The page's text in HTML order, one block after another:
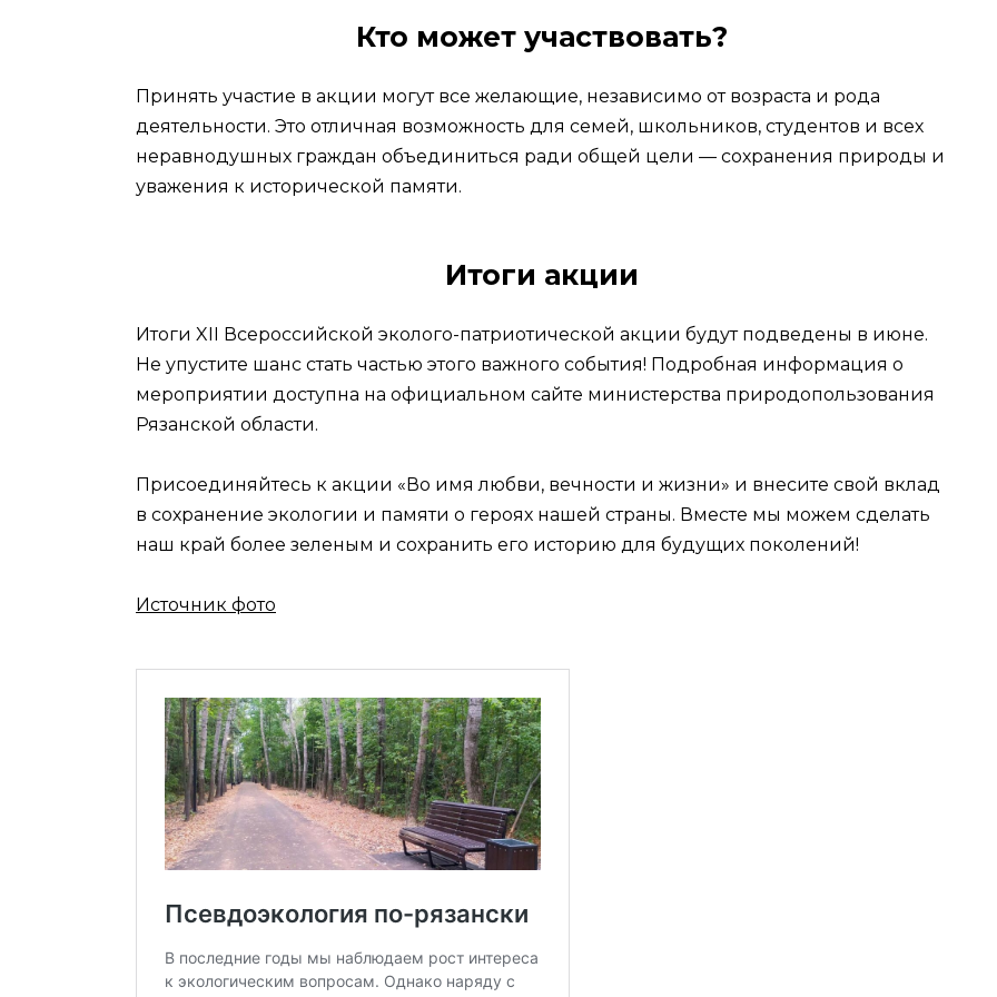
Кто может участвовать?
Принять участие в акции могут все желающие, независимо от возраста и рода
деятельности. Это отличная возможность для семей, школьников, студентов и всех
неравнодушных граждан объединиться ради общей цели — сохранения природы и
уважения к исторической памяти.
Итоги акции
Итоги XII Всероссийской эколого-патриотической акции будут подведены в июне.
Не упустите шанс стать частью этого важного события! Подробная информация о
мероприятии доступна на официальном сайте министерства природопользования
Рязанской области.
Присоединяйтесь к акции «Во имя любви, вечности и жизни» и внесите свой вклад
в сохранение экологии и памяти о героях нашей страны. Вместе мы можем сделать
наш край более зеленым и сохранить его историю для будущих поколений!
Источник фото